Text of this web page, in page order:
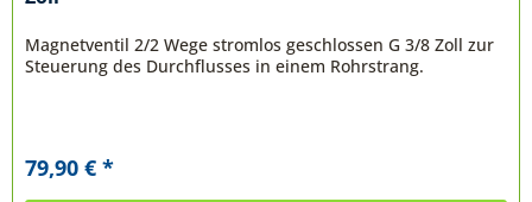
Magnetventil 2/2 Wege stromlos geschlossen G 3/8 Zoll zur
Steuerung des Durchflusses in einem Rohrstrang.
79,90 € *